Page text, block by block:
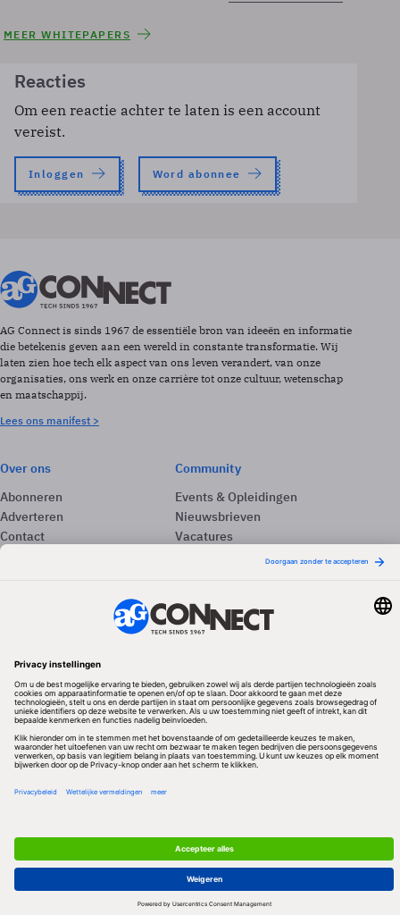
MEER WHITEPAPERS
Reacties
Om een reactie achter te laten is een account
vereist.
Inloggen Word abonnee
AG Connect is sinds 1967 de essentiële bron van ideeën en informatie
die betekenis geven aan een wereld in constante transformatie. Wij
laten zien hoe tech elk aspect van ons leven verandert, van onze
organisaties, ons werk en onze carrière tot onze cultuur, wetenschap
en maatschappij.
Lees ons manifest >
Over ons
Abonneren
Adverteren
Contact
Community
Events & Opleidingen
Nieuwsbrieven
Vacatures
Redactionele partner